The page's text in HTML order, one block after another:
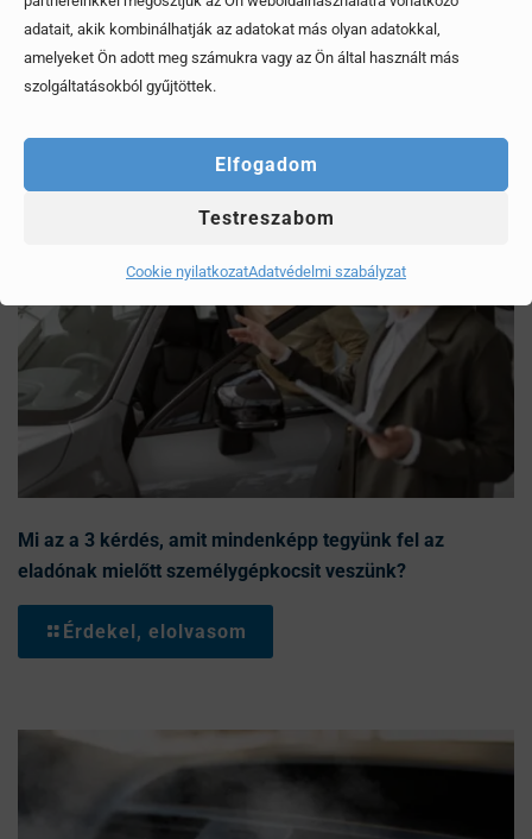
adatait, akik kombinálhatják az adatokat más olyan adatokkal,
amelyeket Ön adott meg számukra vagy az Ön által használt más
szolgáltatásokból gyűjtöttek.
Elfogadom
Testreszabom
Cookie nyilatkozatAdatvédelmi szabályzat
Mítoszok, amiktől mi is csak fogjuk a fejünket
Érdekel, elolvasom
Mi az a 3 kérdés, amit mindenképp tegyünk fel az
eladónak mielőtt személygépkocsit veszünk?
Érdekel, elolvasom